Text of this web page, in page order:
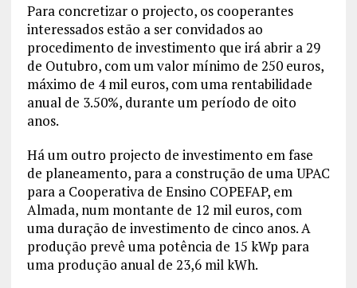
Para concretizar o projecto, os cooperantes
interessados estão a ser convidados ao
procedimento de investimento que irá abrir a 29
de Outubro, com um valor mínimo de 250 euros,
máximo de 4 mil euros, com uma rentabilidade
anual de 3.50%, durante um período de oito
anos.
Há um outro projecto de investimento em fase
de planeamento, para a construção de uma UPAC
para a Cooperativa de Ensino COPEFAP, em
Almada, num montante de 12 mil euros, com
uma duração de investimento de cinco anos. A
produção prevê uma potência de 15 kWp para
uma produção anual de 23,6 mil kWh.